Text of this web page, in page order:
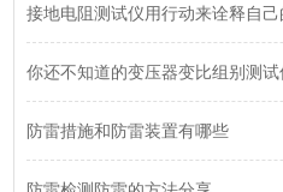
接地电阻测试仪用行动来诠释自己
你还不知道的变压器变比组别测试
防雷措施和防雷装置有哪些